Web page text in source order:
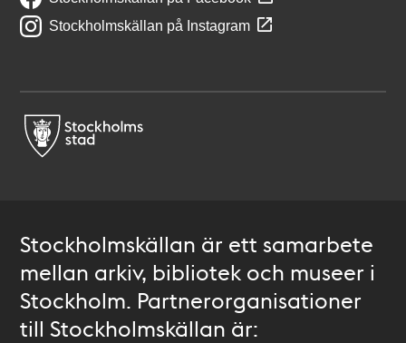
Stockholmskällan på Instagram
Stockholmskällan är ett samarbete
mellan arkiv, bibliotek och museer i
Stockholm. Partnerorganisationer
till Stockholmskällan är: